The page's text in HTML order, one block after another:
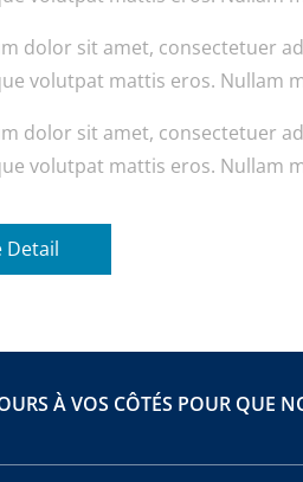
dolor sit amet, consectetuer
volutpat mattis eros. Nullam
dolor sit amet, consectetuer
volutpat mattis eros. Nullam
Detail
À VOS CÔTÉS POUR QUE